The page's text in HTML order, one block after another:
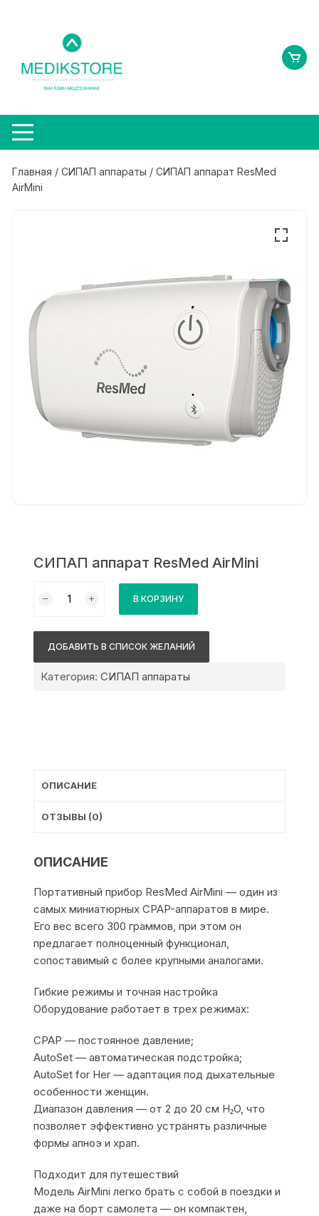
содержимому
Главная /СИПАП аппараты / СИПАП аппарат ResMed
AirMini
СИПАП аппарат ResMed AirMini
товара
AirMini
В КОРЗИНУ
ДОБАВИТЬ В СПИСОК ЖЕЛАНИЙ
Категория:СИПАП аппараты
ОПИСАНИЕ
ОТЗЫВЫ (0)
ОПИСАНИЕ
Портативный прибор ResMed AirMini — один из
самых миниатюрных CPAP-аппаратов в мире.
Его вес всего 300 граммов, при этом он
предлагает полноценный функционал,
сопоставимый с более крупными аналогами.
Гибкие режимы и точная настройка
Оборудование работает в трех режимах:
CPAP — постоянное давление;
AutoSet — автоматическая подстройка;
AutoSet for Her — адаптация под дыхательные
особенности женщин.
Диапазон давления — от 2 до 20 см H₂O, что
позволяет эффективно устранять различные
формы апноэ и храп.
Подходит для путешествий
Модель AirMini легко брать с собой в поездки и
даже на борт самолета — он компактен,